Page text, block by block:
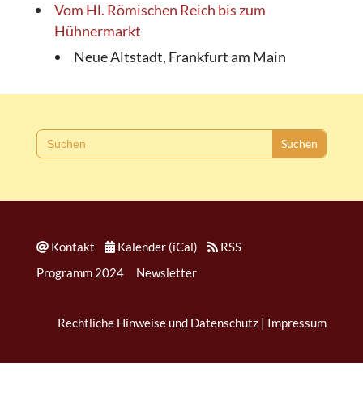
Vom Hl. Römischen Reich bis zum
Hühnermarkt
Neue Altstadt, Frankfurt am Main
Search
for:
Kontakt Kalender (iCal)
RSS
Programm 2024
Newsletter
Rechtliche Hinweise und Datenschutz | Impressum